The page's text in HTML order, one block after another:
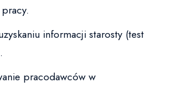
informacji starosty (test
pracodawców w